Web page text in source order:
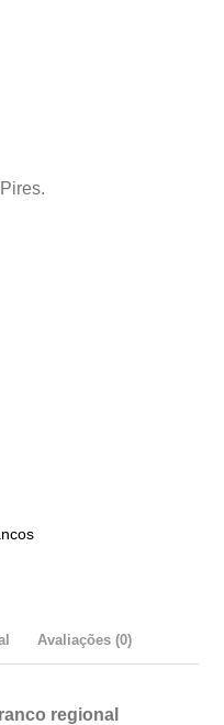
Avaliações (0)
regional